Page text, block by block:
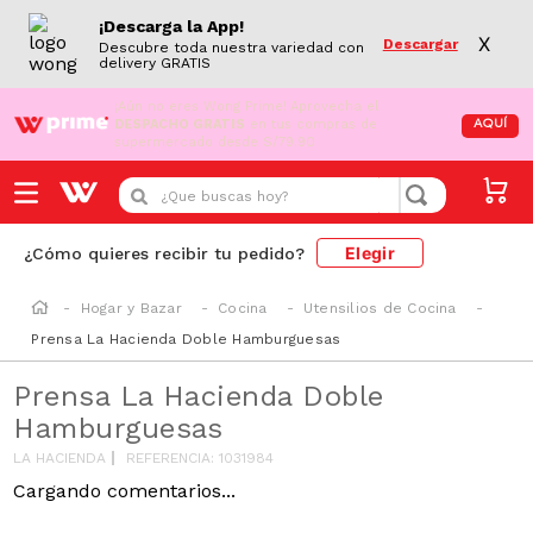
¡Descarga la App!
Descubre toda nuestra variedad con
delivery GRATIS
Descargar X
¡Aún no eres Wong Prime! Aprovecha el
DESPACHO GRATIS en tus compras de
supermercado desde S/79.90
AQUÍ
¿Que buscas hoy?
¿Cómo quieres recibir tu pedido? Elegir
Hogar y Bazar Cocina
Utensilios de Cocina
Prensa La Hacienda Doble Hamburguesas
Prensa La Hacienda Doble
Hamburguesas
LA HACIENDA REFERENCIA:1031984
Cargando comentarios...